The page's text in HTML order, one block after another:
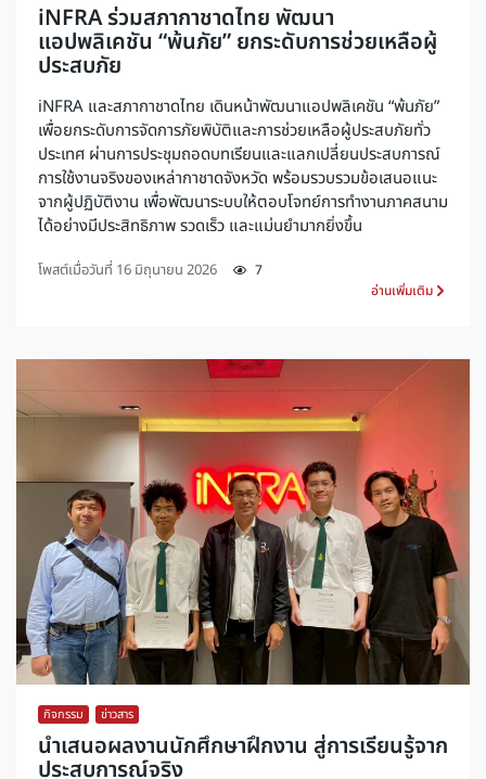
iNFRA ร่วมสภากาชาดไทย พัฒนา
แอปพลิเคชัน “พ้นภัย” ยกระดับการช่วยเหลือผู้
ประสบภัย
iNFRA และสภากาชาดไทย เดินหน้าพัฒนาแอปพลิเคชัน “พ้นภัย”
เพื่อยกระดับการจัดการภัยพิบัติและการช่วยเหลือผู้ประสบภัยทั่ว
ประเทศ ผ่านการประชุมถอดบทเรียนและแลกเปลี่ยนประสบการณ์
การใช้งานจริงของเหล่ากาชาดจังหวัด พร้อมรวบรวมข้อเสนอแนะ
จากผู้ปฏิบัติงาน เพื่อพัฒนาระบบให้ตอบโจทย์การทำงานภาคสนาม
ได้อย่างมีประสิทธิภาพ รวดเร็ว และแม่นยำมากยิ่งขึ้น
โพสต์เมื่อวันที่ 16 มิถุนายน 2026
7
อ่านเพิ่มเติม
กิจกรรม ข่าวสาร
นำเสนอผลงานนักศึกษาฝึกงาน สู่การเรียนรู้จาก
ประสบการณ์จริง